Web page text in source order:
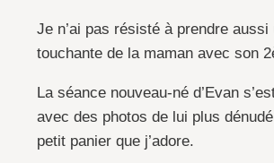
Je n’ai pas résisté à prendre aussi
touchante de la maman avec son
La séance nouveau-né d’Evan
avec des photos de lui plus
petit panier que j’adore.